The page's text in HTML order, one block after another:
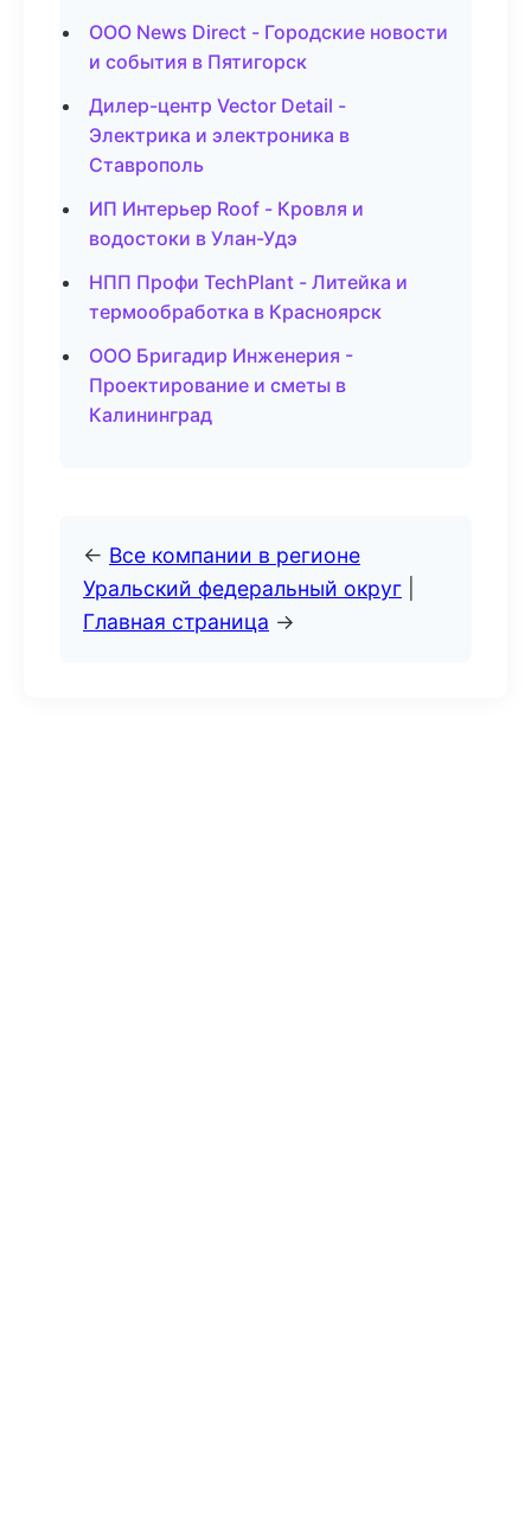
ООО News Direct - Городские новости
и события в Пятигорск
Дилер-центр Vector Detail -
Электрика и электроника в
Ставрополь
ИП Интерьер Roof - Кровля и
водостоки в Улан-Удэ
НПП Профи TechPlant - Литейка и
термообработка в Красноярск
ООО Бригадир Инженерия -
Проектирование и сметы в
Калининград
← Все компании в регионе
Уральский федеральный округ
Главная страница →